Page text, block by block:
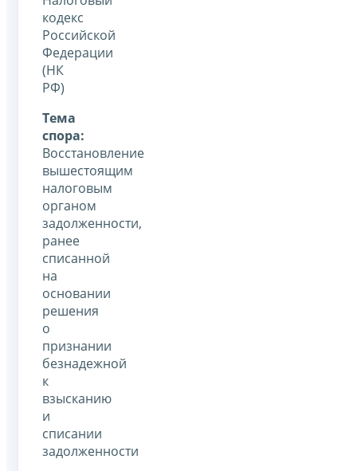
кодекс
Российской
Федерации
(НК
РФ)
Тема
спора:
Восстановление
вышестоящим
налоговым
органом
задолженности,
ранее
списанной
на
основании
решения
о
признании
безнадежной
к
взысканию
и
списании
задолженности